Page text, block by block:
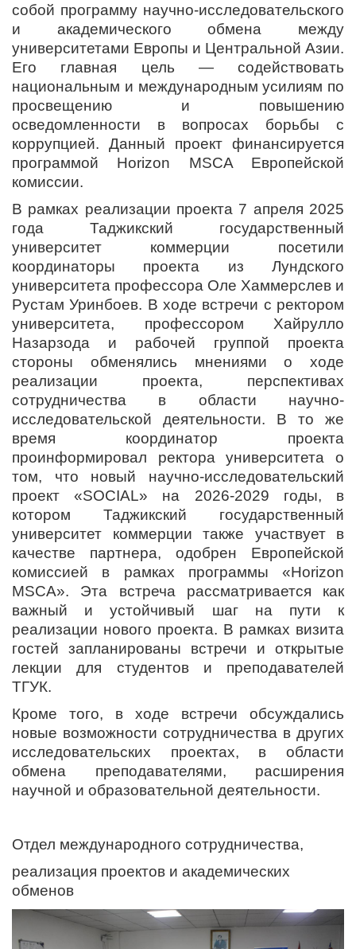
собой программу научно-исследовательского
и академического обмена между
университетами Европы и Центральной Азии.
Его главная цель — содействовать
национальным и международным усилиям по
просвещению и повышению
осведомленности в вопросах борьбы с
коррупцией. Данный проект финансируется
программой Horizon MSCA Европейской
комиссии.
В рамках реализации проекта 7 апреля 2025
года Таджикский государственный
университет коммерции посетили
координаторы проекта из Лундского
университета профессора Оле Хаммерслев и
Рустам Уринбоев. В ходе встречи с ректором
университета, профессором Хайрулло
Назарзода и рабочей группой проекта
стороны обменялись мнениями о ходе
реализации проекта, перспективах
сотрудничества в области научно-
исследовательской деятельности. В то же
время координатор проекта
проинформировал ректора университета о
том, что новый научно-исследовательский
проект «SOCIAL» на 2026-2029 годы, в
котором Таджикский государственный
университет коммерции также участвует в
качестве партнера, одобрен Европейской
комиссией в рамках программы «Horizon
MSCA». Эта встреча рассматривается как
важный и устойчивый шаг на пути к
реализации нового проекта. В рамках визита
гостей запланированы встречи и открытые
лекции для студентов и преподавателей
ТГУК.
Кроме того, в ходе встречи обсуждались
новые возможности сотрудничества в других
исследовательских проектах, в области
обмена преподавателями, расширения
научной и образовательной деятельности.
Отдел международного сотрудничества,
реализация проектов и академических
обменов